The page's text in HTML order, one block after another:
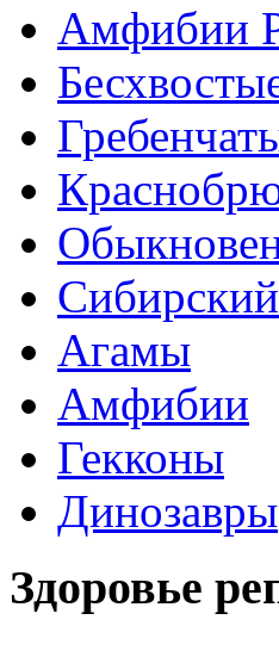
Амфибии
Агамы
Амфибии
Гекконы
Динозавры
Здоровье